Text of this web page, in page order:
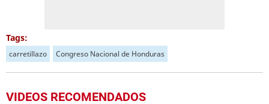
Tags:
carretillazo Congreso Nacional de Honduras
VIDEOS RECOMENDADOS